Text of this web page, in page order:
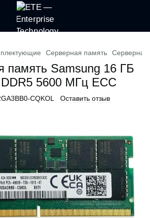
Серверная память Серверная
память Samsung 16 ГБ
5600 МГц ECC
CQKOL Оставить отзыв